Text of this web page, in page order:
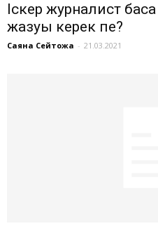
Іскер журналист
жазуы керек пе?
Саяна Сейтқожа - 21.03.2021